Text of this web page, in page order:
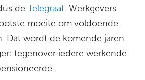
de Telegraaf. Werkgevers
moeite om voldoende
Dat wordt de komende jaren
tegenover iedere werkende